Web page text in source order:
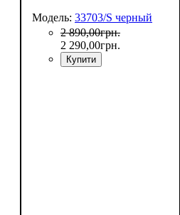
Модель: 33703/S черный
2 890,00грн.
2 290,00грн.
Купити